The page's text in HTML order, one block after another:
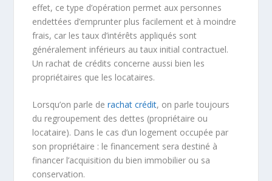
effet, ce type d’opération permet aux personnes
endettées d’emprunter plus facilement et à moindre
frais, car les taux d’intérêts appliqués sont
généralement inférieurs au taux initial contractuel.
Un rachat de crédits concerne aussi bien les
propriétaires que les locataires.
Lorsqu’on parle derachat crédit, on parle toujours
du regroupement des dettes (propriétaire ou
locataire). Dans le cas d’un logement occupée par
son propriétaire : le financement sera destiné à
financer l’acquisition du bien immobilier ou sa
conservation.